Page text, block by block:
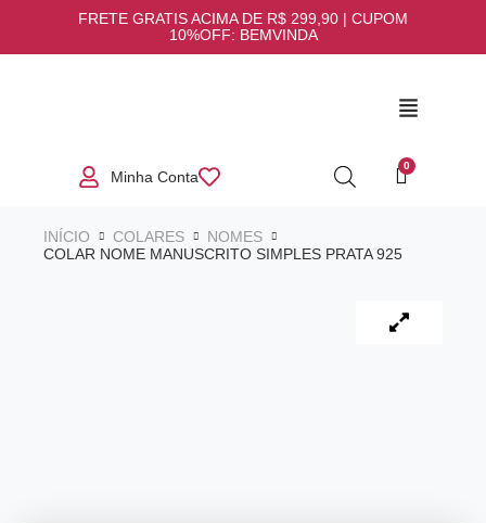
FRETE GRATIS ACIMA DE R$ 299,90 | CUPOM
10%OFF: BEMVINDA
Minha Conta
INÍCIO COLARES
NOMES
COLAR NOME MANUSCRITO SIMPLES PRATA 925